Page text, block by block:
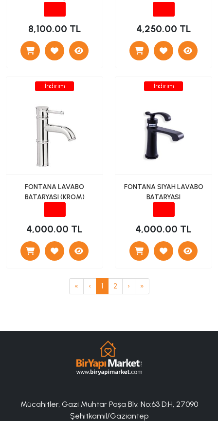
8,100.00 TL 4,250.00 TL
İndirim
FONTANA LAVABO
BATARYASI (KROM)
4,000.00 TL
İndirim
FONTANA SIYAH LAVABO
BATARYASI
4,000.00 TL
« ‹ 1 2 › »
Mücahitler, Gazi Muhtar Paşa Blv. No:63 D:H, 27090
Şehitkamil/Gaziantep